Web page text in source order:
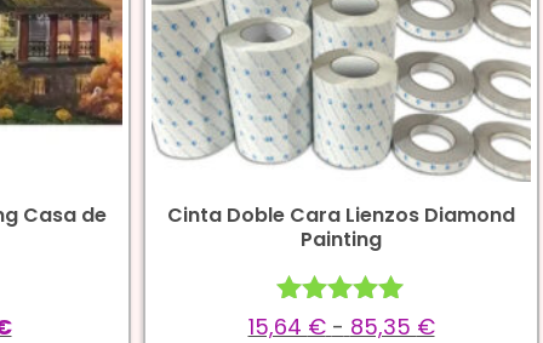
Casa de
Cinta Doble Cara Lienzos Diamond
Painting
Valorado
15,64 € - 85,35 €